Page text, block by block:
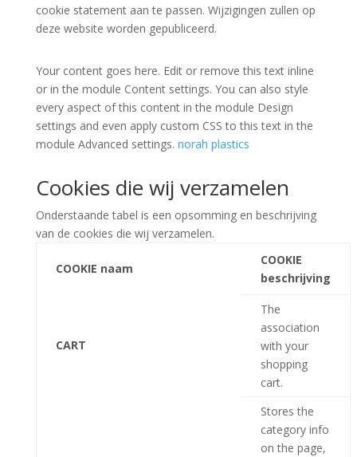
cookie statement aan te passen. Wijzigingen zullen op
deze website worden gepubliceerd.
Your content goes here. Edit or remove this text inline
or in the module Content settings. You can also style
every aspect of this content in the module Design
settings and even apply custom CSS to this text in the
module Advanced settings. norah plastics
Cookies die wij verzamelen
Onderstaande tabel is een opsomming en beschrijving
van de cookies die wij verzamelen.
COOKIE naam
COOKIE
beschrijving
CART
The
association
with your
shopping
cart.
Stores the
category info
on the page,